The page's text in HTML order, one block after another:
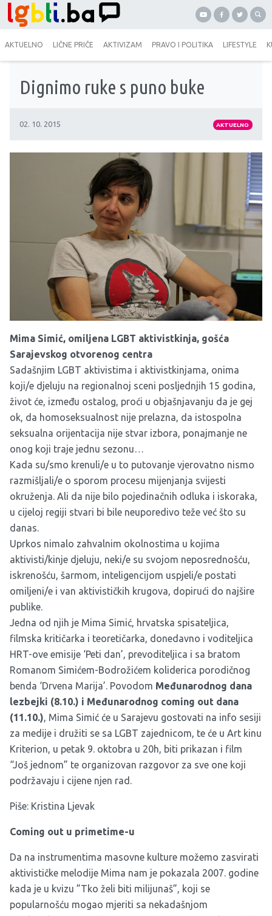
AKTUELNO LIČNE PRIČE AKTIVIZAM PRAVO I POLITIKA LIFESTYLE
Dignimo ruke s puno buke
02. 10. 2015 AKTUELNO
Mima Simić, omiljena LGBT aktivistkinja, gošća
Sarajevskog otvorenog centra
Sadašnjim LGBT aktivistima i aktivistkinjama, onima
koji/e djeluju na regionalnoj sceni posljednjih 15 godina,
život će, između ostalog, proći u objašnjavanju da je gej
ok, da homoseksualnost nije prelazna, da istospolna
seksualna orijentacija nije stvar izbora, ponajmanje ne
onog koji traje jednu sezonu…
Kada su/smo krenuli/e u to putovanje vjerovatno nismo
razmišljali/e o sporom procesu mijenjanja svijesti
okruženja. Ali da nije bilo pojedinačnih odluka i iskoraka,
u cijeloj regiji stvari bi bile neuporedivo teže već što su
danas.
Uprkos nimalo zahvalnim okolnostima u kojima
aktivisti/kinje djeluju, neki/e su svojom neposrednošću,
iskrenošću, šarmom, inteligencijom uspjeli/e postati
omiljeni/e i van aktivističkih krugova, dopirući do najšire
publike.
Jedna od njih je Mima Simić, hrvatska spisateljica,
filmska kritičarka i teoretičarka, donedavno i voditeljica
HRT-ove emisije ‘Peti dan’, prevoditeljica i sa bratom
Romanom Simićem-Bodrožićem koliderica porodičnog
benda ‘Drvena Marija’. Povodom Međunarodnog dana
lezbejki (8.10.) i Međunarodnog coming out dana
(11.10.), Mima Simić će u Sarajevu gostovati na info sesiji
za medije i družiti se sa LGBT zajednicom, te će u Art kinu
Kriterion, u petak 9. oktobra u 20h, biti prikazan i film
“Još jednom” te organizovan razgovor za sve one koji
podržavaju i cijene njen rad.
Piše: Kristina Ljevak
Coming out u primetime-u
Da na instrumentima masovne kulture možemo zasvirati
aktivističke melodije Mima nam je pokazala 2007. godine
kada je u kvizu ”Tko želi biti milijunaš”, koji se
popularnošću mogao mjeriti sa nekadašnjom